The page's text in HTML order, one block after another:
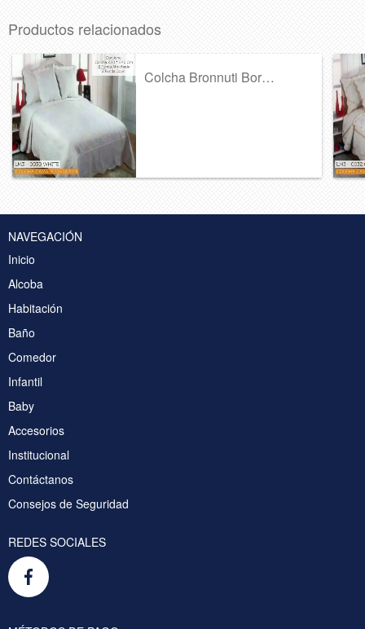
Productos relacionados
Colcha Bronnuti Bordada Ref 364
NAVEGACIÓN
Inicio
Alcoba
Habitación
Baño
Comedor
Infantil
Baby
Accesorios
Institucional
Contáctanos
Consejos de Seguridad
REDES SOCIALES